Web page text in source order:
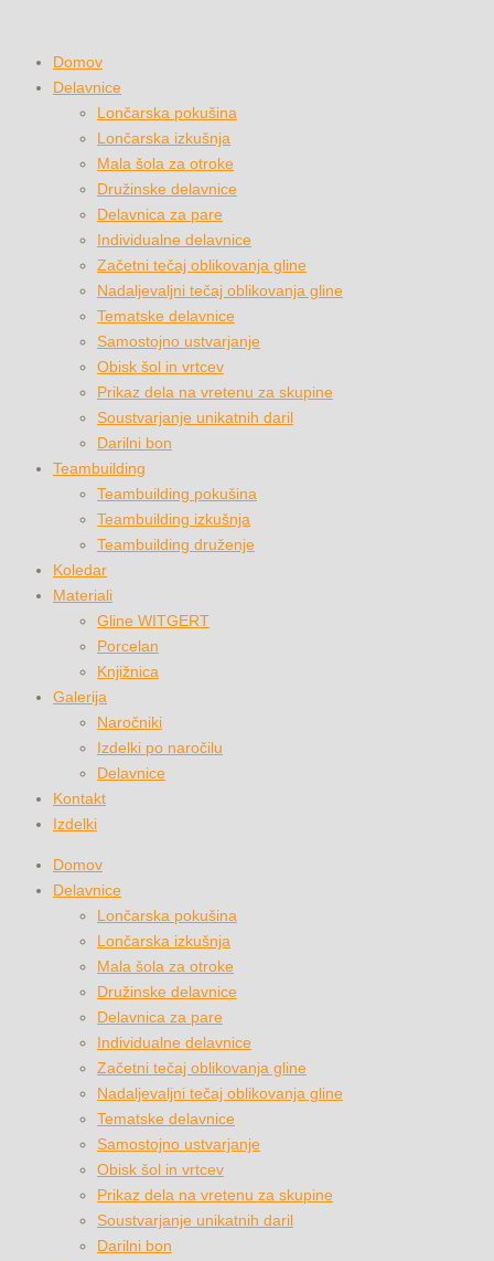
Domov
Delavnice
Lončarska pokušina
Lončarska izkušnja
Mala šola za otroke
Družinske delavnice
Delavnica za pare
Individualne delavnice
Začetni tečaj oblikovanja gline
Nadaljevaljni tečaj oblikovanja gline
Tematske delavnice
Samostojno ustvarjanje
Obisk šol in vrtcev
Prikaz dela na vretenu za skupine
Soustvarjanje unikatnih daril
Darilni bon
Teambuilding
Teambuilding pokušina
Teambuilding izkušnja
Teambuilding druženje
Koledar
Materiali
Gline WITGERT
Porcelan
Knjižnica
Galerija
Naročniki
Izdelki po naročilu
Delavnice
Kontakt
Izdelki
Domov
Delavnice
Lončarska pokušina
Lončarska izkušnja
Mala šola za otroke
Družinske delavnice
Delavnica za pare
Individualne delavnice
Začetni tečaj oblikovanja gline
Nadaljevaljni tečaj oblikovanja gline
Tematske delavnice
Samostojno ustvarjanje
Obisk šol in vrtcev
Prikaz dela na vretenu za skupine
Soustvarjanje unikatnih daril
Darilni bon